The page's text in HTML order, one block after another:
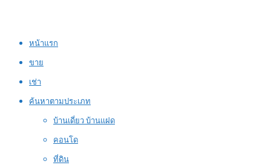
หน้าแรก
ขาย
เช่า
ค้นหาตามประเภท
บ้านเดี่ยว บ้านแฝด
คอนโด
ที่ดิน